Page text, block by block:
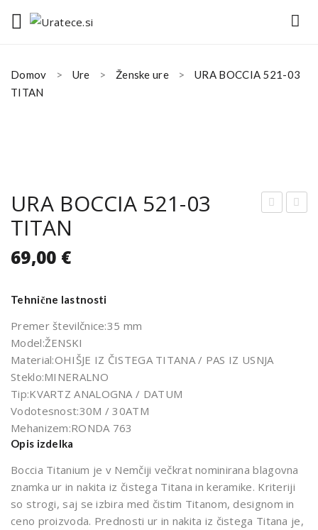
Domov Ure Ženske ure
URA BOCCIA 521-03
TITAN
AN
URA BOCCIA 521-03
TITAN
69,00 €
Tehnične lastnosti
Premer številčnice:35 mm
Model:ŽENSKI
Material:OHIŠJE IZ ČISTEGA TITANA / PAS IZ USNJA
Steklo:MINERALNO
Tip:KVARTZ ANALOGNA / DATUM
Vodotesnost:30M / 30ATM
Mehanizem:RONDA 763
Opis izdelka
Boccia Titanium je v Nemčiji večkrat nominirana blagovna
znamka ur in nakita iz čistega Titana in keramike. Kriteriji
so strogi, saj se izbira med čistim Titanom, designom in
ceno proizvoda. Prednosti ur in nakita iz čistega Titana je,